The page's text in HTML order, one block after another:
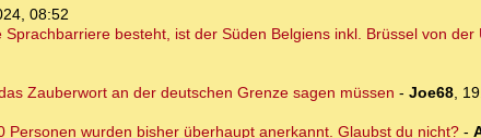
08:52
besteht, ist der Süden Belgiens inkl. Brüssel von
Zauberwort an der deutschen Grenze sagen müssen - Joe68,
wurden bisher überhaupt anerkannt. Glaubst du nicht?-